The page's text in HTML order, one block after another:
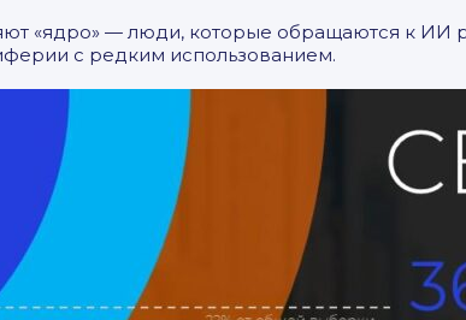
«ядро» — люди, которые обращаются к
с редким использованием.